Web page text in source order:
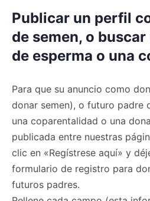
Publicar un perfil
de semen, o
de esperma o una
Para que su anuncio como
donar semen), o futuro padre
una coparentalidad o una
publicada entre nuestras
clic en «Regístrese aquí» y
formulario de registro para
futuros padres.